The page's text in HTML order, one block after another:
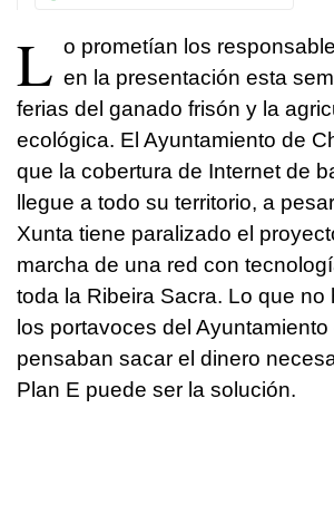
L o prometían los
en la presentación esta
ferias del ganado frisón y la
ecológica. El Ayuntamiento de
que la cobertura de Internet de
llegue a todo su territorio, a
Xunta tiene paralizado el
marcha de una red con
toda la Ribeira Sacra. Lo que no
los portavoces del
pensaban sacar el dinero
Plan E puede ser la solución.